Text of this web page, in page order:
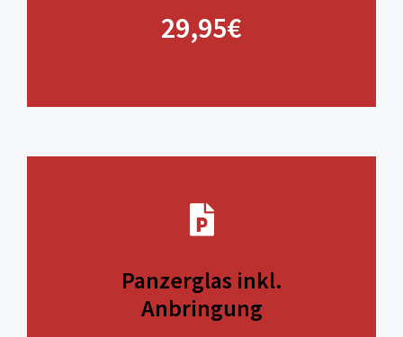
29,95€
Panzerglas inkl.
Anbringung